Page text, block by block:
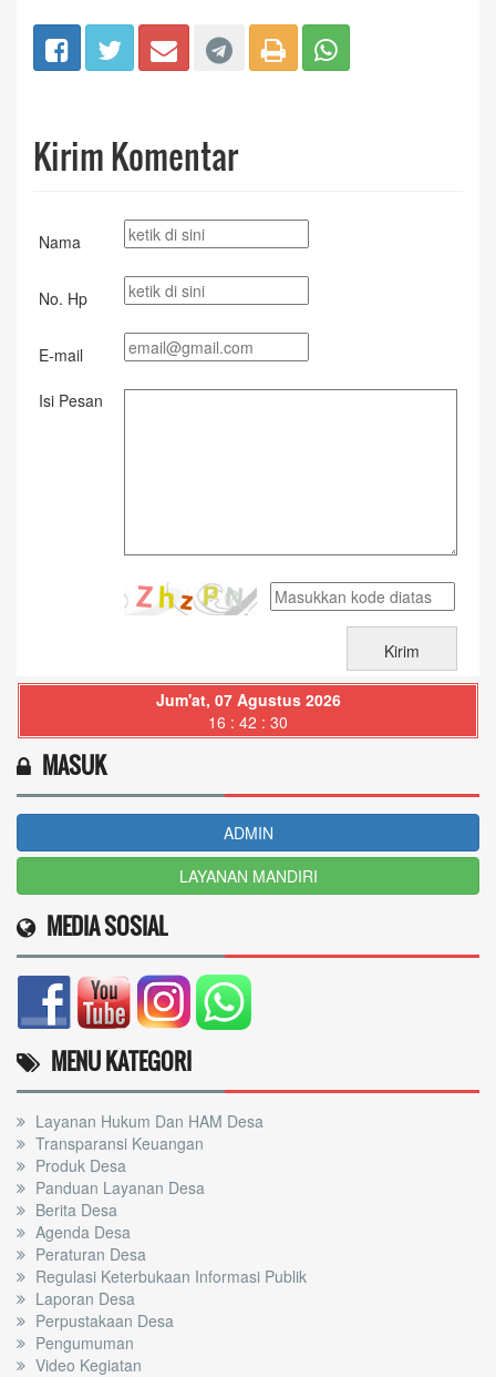
Kirim Komentar
Nama
No. Hp
E-mail
Isi Pesan
Jum'at, 07 Agustus 2026
16 : 42 : 31
MASUK
ADMIN
LAYANAN MANDIRI
MEDIA SOSIAL
MENU KATEGORI
Layanan Hukum Dan HAM Desa
Transparansi Keuangan
Produk Desa
Panduan Layanan Desa
Berita Desa
Agenda Desa
Peraturan Desa
Regulasi Keterbukaan Informasi Publik
Laporan Desa
Perpustakaan Desa
Pengumuman
Video Kegiatan